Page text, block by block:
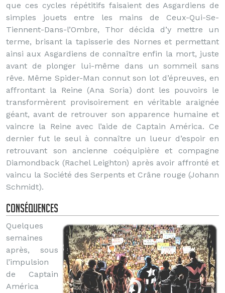
que ces cycles répétitifs faisaient des Asgardiens de
simples jouets entre les mains de Ceux-Qui-Se-
Tiennent-Dans-l’Ombre, Thor décida d’y mettre un
terme, brisant la tapisserie des Nornes et permettant
ainsi aux Asgardiens de connaître enfin la mort, juste
avant de plonger lui-même dans un sommeil sans
rêve. Même Spider-Man connut son lot d’épreuves, en
affrontant la Reine (Ana Soria) dont les pouvoirs le
transformèrent provisoirement en véritable araignée
géant, avant de retrouver son apparence humaine et
vaincre la Reine avec l’aide de Captain América. Ce
dernier fut le seul à connaître un lueur d’espoir en
retrouvant son ancienne coéquipière et compagne
Diamondback (Rachel Leighton) après avoir affronté et
vaincu la Société des Serpents et Crâne rouge (Johann
Schmidt).
Conséquences
Quelques
semaines
après, sous
l’impulsion
de Captain
América